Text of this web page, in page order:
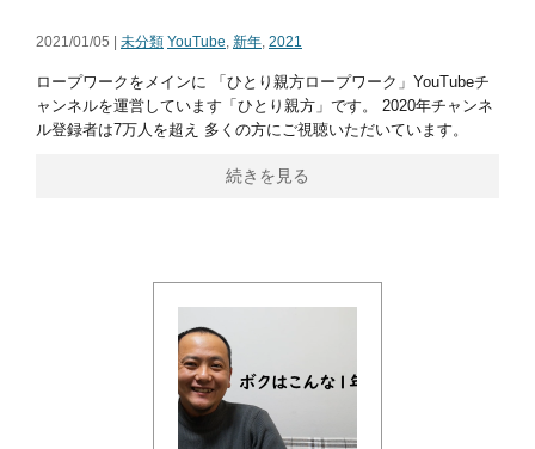
2021/01/05 | 未分類 YouTube, 新年, 2021
ロープワークをメインに 「ひとり親方ロープワーク」YouTubeチ
ャンネルを運営しています「ひとり親方」です。 2020年チャンネ
ル登録者は7万人を超え 多くの方にご視聴いただいています。
続きを見る